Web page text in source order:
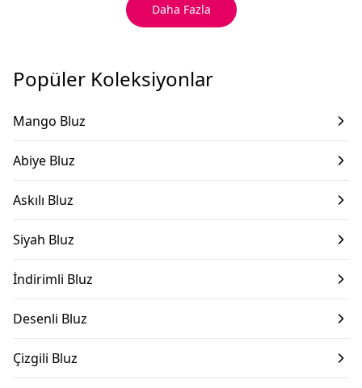
Daha Fazla
Popüler Koleksiyonlar
Mango Bluz
Abiye Bluz
Askılı Bluz
Siyah Bluz
İndirimli Bluz
Desenli Bluz
Çizgili Bluz